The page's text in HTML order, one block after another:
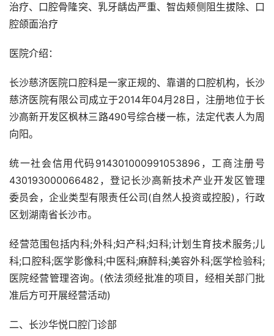
治疗、口腔骨隆突、乳牙龋齿严重、智齿颊侧阻生拔除、口
腔颌面治疗
医院介绍：
长沙慈济医院口腔科是一家正规的、靠谱的口腔机构，长沙
慈济医院有限公司成立于2014年04月28日，注册地位于长
沙高新开发区枫林三路490号综合楼一栋，法定代表人为周
向阳。
统一社会信用代码914301000991053896，工商注册号
430193000066482，登记长沙高新技术产业开发区管理
委员会，企业类型有限责任公司(自然人投资或控股)，行政
区划湖南省长沙市。
经营范围包括内科;外科;妇产科;妇科;计划生育技术服务;儿
科;口腔科;医学影像科;中医科;麻醉科;美容外科;医学检验科;
医院经营管理咨询。(依法须经批准的项目，经相关部门批
准后方可开展经营活动)
二、长沙华悦口腔门诊部